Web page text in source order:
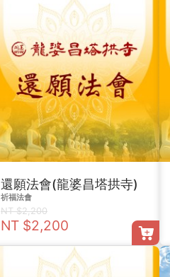
還願法會(龍婆昌塔拱寺)
祈福法會
NT $2,200
NT $2,200